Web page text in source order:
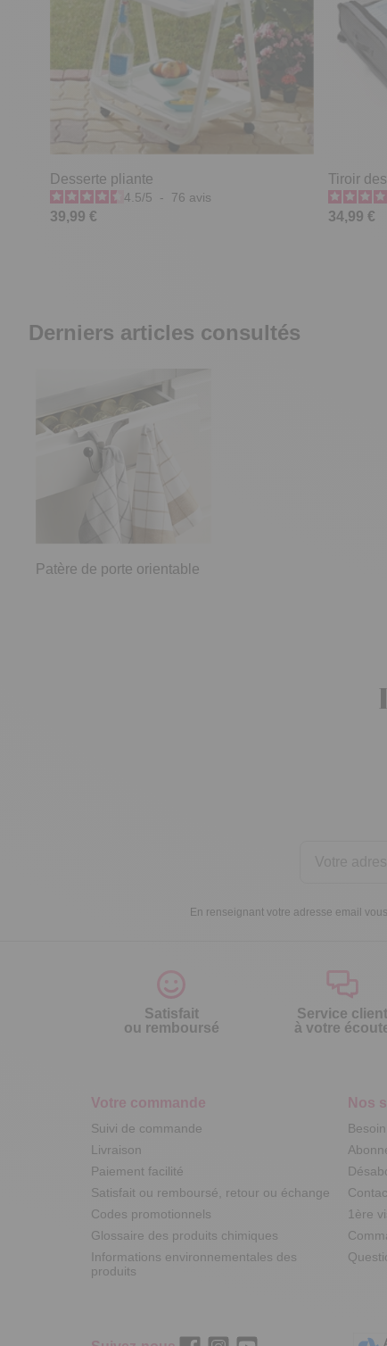
Desserte pliante
4.5/5 - 76 avis
39,99 €
Tiroir
34,99 €
Derniers articles consultés
Patère de porte orientable
En renseignant votre adresse email
Satisfait
ou remboursé
Service client
à votre
Votre commande
Suivi de commande
Livraison
Paiement facilité
Satisfait ou remboursé, retour ou échange
Codes promotionnels
Glossaire des produits chimiques
Informations environnementales des
produits
Nos
1ère